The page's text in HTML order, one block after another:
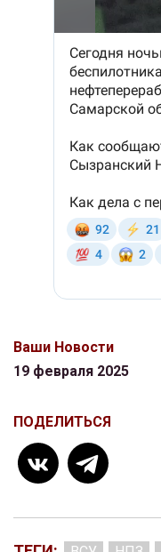
Ваши Новости
19 февраля 2025
ПОДЕЛИТЬСЯ